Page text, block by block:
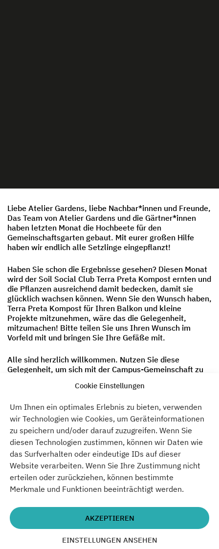
Cookie Einstellungen
Um Ihnen ein optimales Erlebnis zu bieten, verwenden
wir Technologien wie Cookies, um Geräteinformationen
zu speichern und/oder darauf zuzugreifen. Wenn Sie
diesen Technologien zustimmen, können wir Daten wie
das Surfverhalten oder eindeutige IDs auf dieser
Website verarbeiten. Wenn Sie Ihre Zustimmung nicht
erteilen oder zurückziehen, können bestimmte
Merkmale und Funktionen beeinträchtigt werden.
AKZEPTIEREN
EINSTELLUNGEN ANSEHEN
Liebe Atelier Gardens, liebe Nachbar*innen und Freunde,
Das Team von Atelier Gardens und die Gärtner*innen
haben letzten Monat die Hochbeete für den
Gemeinschaftsgarten gebaut. Mit eurer großen Hilfe
haben wir endlich alle Setzlinge eingepflanzt!
Haben Sie schon die Ergebnisse gesehen? Diesen Monat
wird der Soil Social Club Terra Preta Kompost ernten und
die Pflanzen ausreichend damit bedecken, damit sie
glücklich wachsen können. Wenn Sie den Wunsch haben,
Terra Preta Kompost für Ihren Balkon und kleine
Projekte mitzunehmen, wäre das die Gelegenheit,
mitzumachen! Bitte teilen Sie uns Ihren Wunsch im
Vorfeld mit und bringen Sie Ihre Gefäße mit.
Alle sind herzlich willkommen. Nutzen Sie diese
Gelegenheit, um sich mit der Campus-Gemeinschaft zu
Neues, teilen Sie Ihr eigenes Wissen und bauen Sie
etwas anderes als ökonomisches Kapital hier im
Ateliergarten an.
Bitte lassen Sie uns wissen, ob Sie mitmachen wollen –
folgen Sie einfach dem Anmeldelink oben.
Uhrzeit
Verpasse nichts.